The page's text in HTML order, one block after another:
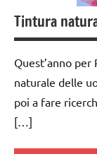
PRATICA
riciclare
TUTTI GLI
ARGOMENTI
PER ETA'
TUTTI GLI
ARTICOLI
VITA
anni
dai
GUIDA
DIDATTICA
Tintura
Quest’anno
naturale delle
poi a fare
[…]